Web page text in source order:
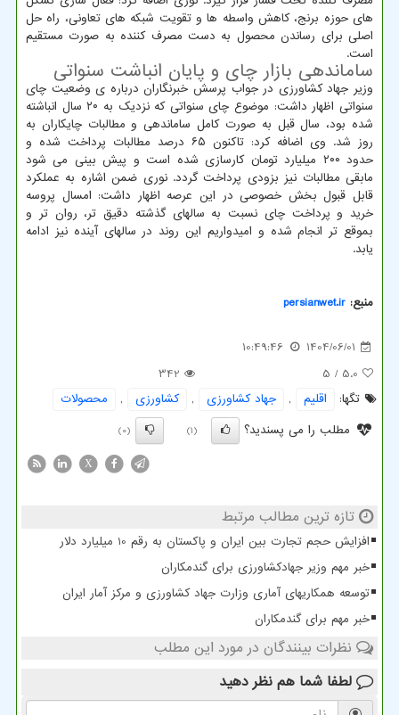
های حوزه برنج، کاهش واسطه ها و تقویت شبکه های تعاونی، راه حل
اصلی برای رساندن محصول به دست مصرف کننده به صورت مستقیم
است.
ساماندهی بازار چای و پایان انباشت سنواتی
وزیر جهاد کشاورزی در جواب پرسش خبرنگاران درباره ی وضعیت چای
سنواتی اظهار داشت: موضوع چای سنواتی که نزدیک به ۲۰ سال انباشته
شده بود، سال قبل به صورت کامل ساماندهی و مطالبات چایکاران به
روز شد. وی اضافه کرد: تاکنون ۶۵ درصد مطالبات پرداخت شده و
حدود ۲۰۰ میلیارد تومان کارسازی شده است و پیش بینی می شود
مابقی مطالبات نیز بزودی پرداخت گردد. نوری ضمن اشاره به عملکرد
قابل قبول بخش خصوصی در این عرصه اظهار داشت: امسال پروسه
خرید و پرداخت چای نسبت به سالهای گذشته دقیق تر، روان تر و
بموقع تر انجام شده و امیدواریم این روند در سالهای آینده نیز ادامه
یابد.
منبع: persianwet.ir
1404/06/01
10:49:46
5.0
/ 5
342
تگها:
اقلیم , جهاد كشاورزی , كشاورزی ,
محصولات
مطلب را می پسندید؟
(1)
(0)
X
تازه ترین مطالب مرتبط
افزایش حجم تجارت بین ایران و پاکستان به رقم 10 میلیارد دلار
خبر مهم وزیر جهادکشاورزی برای گندمکاران
توسعه همکاریهای آماری وزارت جهاد کشاورزی و مرکز آمار ایران
خبر مهم برای گندمکاران
نظرات بینندگان در مورد این مطلب
لطفا شما هم نظر دهید